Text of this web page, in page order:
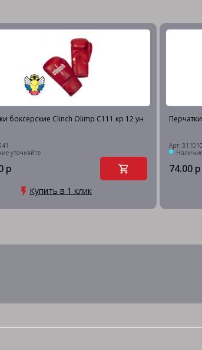
боксерские Clinch Olimp C111 кр 12 ун
уточняйте
р
Купить в 1 клик
Арт: 311010
74.00 р